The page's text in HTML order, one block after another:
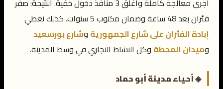
أجرى معالجة كاملة وأغلق 3 منافذ دخول خفية. النتيجة: صفر
فئران بعد 48 ساعة وضمان مكتوب 5 سنوات. كذلك نغطي
إبادة الفئران على شارع الجمهورية وشارع بورسعيد
وميدان المحطة وكل النشاط التجاري في وسط المدينة.
◈ أحياء مدينة أبو حماد